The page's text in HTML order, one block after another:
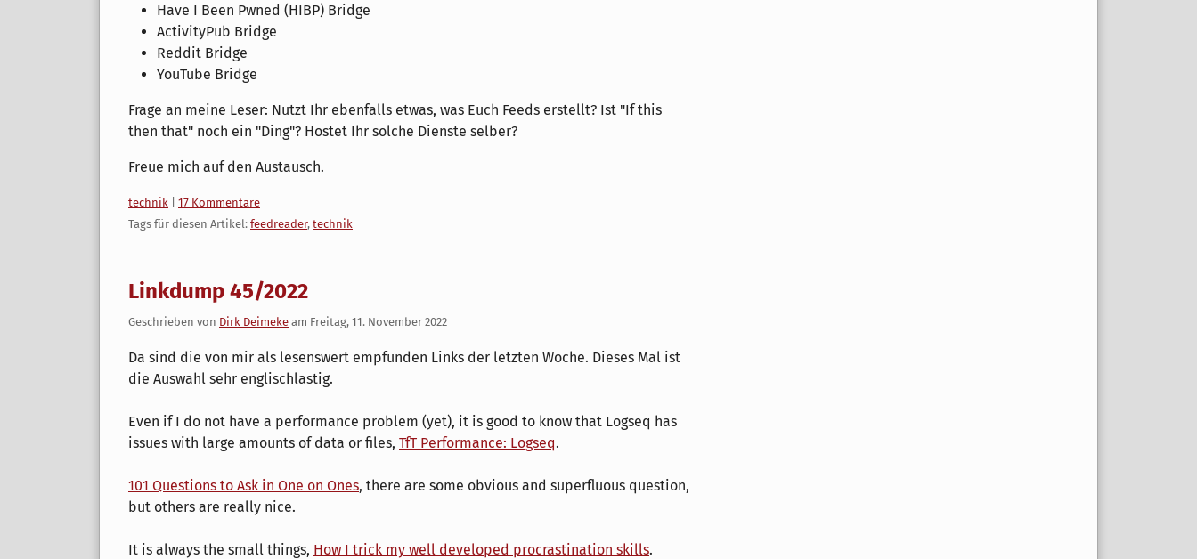
Have I Been Pwned (HIBP) Bridge
ActivityPub Bridge
Reddit Bridge
YouTube Bridge
Frage an meine Leser: Nutzt Ihr ebenfalls etwas, was Euch Feeds erstellt? Ist "If this
then that" noch ein "Ding"? Hostet Ihr solche Dienste selber?
Freue mich auf den Austausch.
Kategorien:
technik
17 Kommentare
Tags für diesen Artikel: feedreader, technik
Linkdump 45/2022
Geschrieben von Dirk Deimeke am Freitag, 11. November 2022
Da sind die von mir als lesenswert empfunden Links der letzten Woche. Dieses Mal ist
die Auswahl sehr englischlastig.
Even if I do not have a performance problem (yet), it is good to know that Logseq has
issues with large amounts of data or files, TfT Performance: Logseq.
101 Questions to Ask in One on Ones, there are some obvious and superfluous question,
but others are really nice.
It is always the small things, How I trick my well developed procrastination skills.